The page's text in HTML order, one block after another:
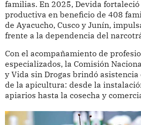
familias. En 2025, Devida fortaleció
productiva en beneficio de 408
de Ayacucho, Cusco y Junín,
frente a la dependencia del
Con el acompañamiento de
especializados, la Comisión
y Vida sin Drogas brindó asistencia
de la apicultura: desde la
apiarios hasta la cosecha y